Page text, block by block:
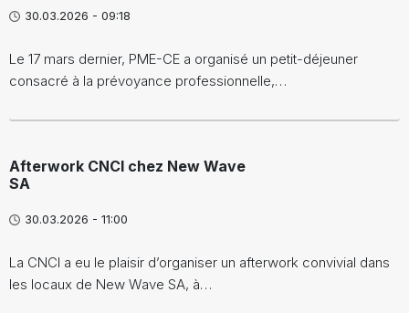
30.03.2026 - 09:18
Le 17 mars dernier, PME-CE a organisé un petit-déjeuner
consacré à la prévoyance professionnelle,…
Afterwork CNCI chez New Wave
SA
30.03.2026 - 11:00
La CNCI a eu le plaisir d’organiser un afterwork convivial dans
les locaux de New Wave SA, à…